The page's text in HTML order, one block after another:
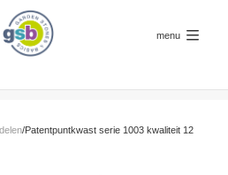
menu
/Patentpuntkwast serie 1003 kwaliteit 12